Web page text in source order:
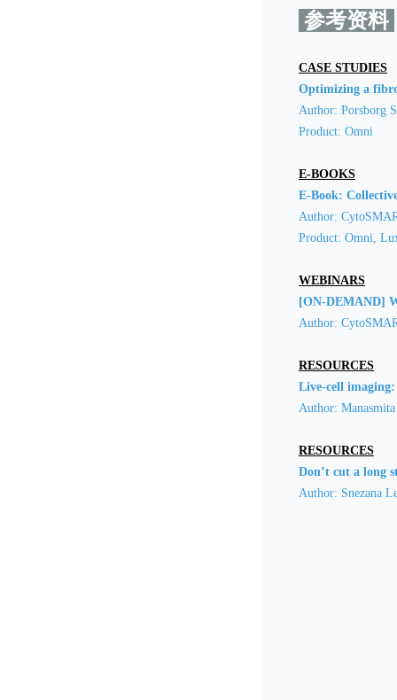
参考资料
CASE STUDIES
Optimizing a
Author: Porsborg
Product: Omni
E-BOOKS
E-Book:
Author:
Product: Omni,
WEBINARS
[ON-DEMAND]
Author:
RESOURCES
Live-cell
Author:
RESOURCES
Don’t cut a long
Author: Snezana